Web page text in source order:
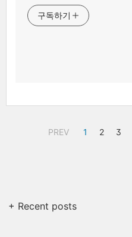
구독하기
PREV 1 2 3
+ Recent posts